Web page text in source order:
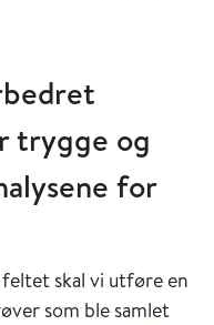
trygge og
for
skal vi utføre en
som ble samlet